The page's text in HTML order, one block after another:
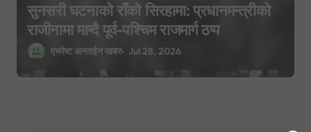
सुनसरी घटनाको राँको सिरहामा: प्रधानमन्त्रीको
राजीनामा माग्दै पूर्व-पश्चिम राजमार्ग ठप्प
एभरेष्ट अन्लाईन खबर Jul 28, 2026